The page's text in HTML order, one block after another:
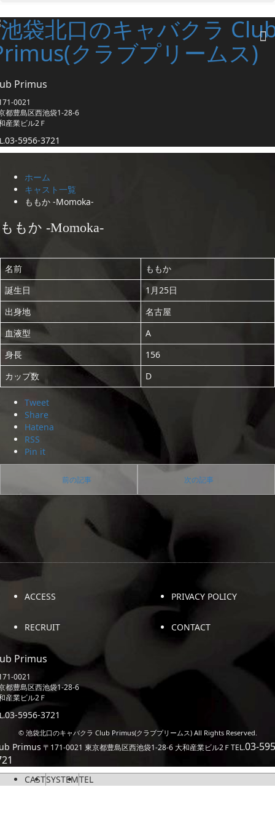
Primus
0021
都豊島区西池袋1-28-6
産業ビル2Ｆ
03-5956-3721
ホーム
キャスト一覧
ももか -Momoka-
ももか -Momoka-
名前
ももか
誕生日
1月25日
出身地
名古屋
血液型
A
身長
156
カップ数
D
Tweet
Share
Hatena
RSS
Pin it
前の記事 次の記事
ACCESS PRIVACY POLICY
RECRUIT CONTACT
Primus
0021
都豊島区西池袋1-28-6
産業ビル2Ｆ
03-5956-3721
Primus 〒171-0021 東京都豊島区西池袋1-28-6 大和産業ビル2ＦTEL.03-
© 池袋北口のキャバクラ Club Primus(クラブプリームス) All Rights Reserved.
CASTSYSTEMTEL